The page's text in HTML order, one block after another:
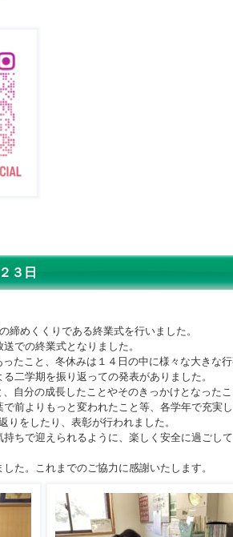
日
締めくくりである終業式を行いました。
での終業式となりました。
たこと、冬休みは１４日の中に様々な大きな
二学期を振り返っての発表がありました。
自分の成長したことやそのきっかけとなった
前よりもっと変われたこと等、各学年で充実
りをしたり、表彰が行われました。
ちで迎えられるように、楽しく安全に過ごして
た。これまでのご協力に感謝いたします。